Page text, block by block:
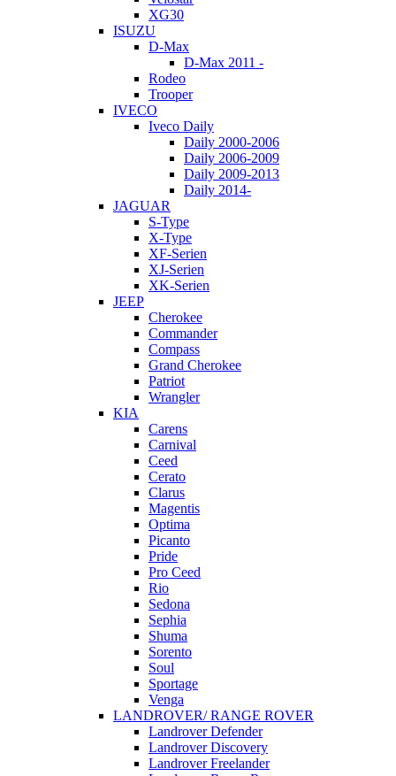
XG30
ISUZU
D-Max
D-Max 2011 -
Rodeo
Trooper
IVECO
Iveco Daily
Daily 2000-2006
Daily 2006-2009
Daily 2009-2013
Daily 2014-
JAGUAR
S-Type
X-Type
XF-Serien
XJ-Serien
XK-Serien
JEEP
Cherokee
Commander
Compass
Grand Cherokee
Patriot
Wrangler
KIA
Carens
Carnival
Ceed
Cerato
Clarus
Magentis
Optima
Picanto
Pride
Pro Ceed
Rio
Sedona
Sephia
Shuma
Sorento
Soul
Sportage
Venga
LANDROVER/ RANGE ROVER
Landrover Defender
Landrover Discovery
Landrover Freelander